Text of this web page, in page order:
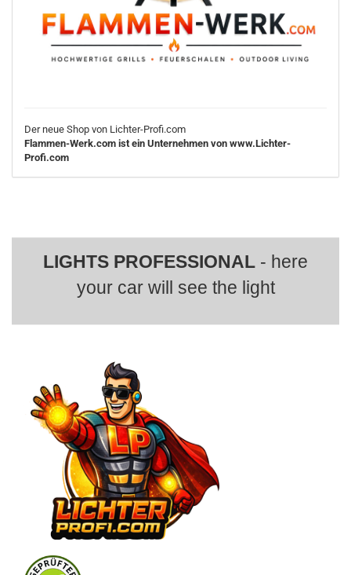
Der neue Shop von Lichter-Profi.com
Flammen-Werk.com ist ein Unternehmen von www.Lichter-
Profi.com
LIGHTS PROFESSIONAL - here
your car will see the light